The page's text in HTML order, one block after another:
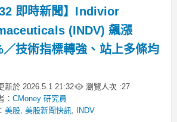
即時新聞】Indivior
(INDV) 飆漲
／技術指標轉強、站上多條均
新於 2026.5.1 21:32 瀏覽人次 :27
： CMoney 研究員
美股, 美股新聞快訊, INDV